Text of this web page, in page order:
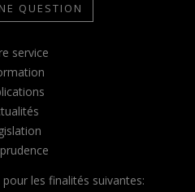
QUESTION
service
les finalités suivantes: